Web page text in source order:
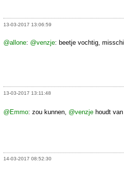
13-03-2017 13:06:59
@allone: @venzje: beetje vochtig,
13-03-2017 13:11:48
@Emmo: zou kunnen, @venzje houdt
14-03-2017 08:52:30